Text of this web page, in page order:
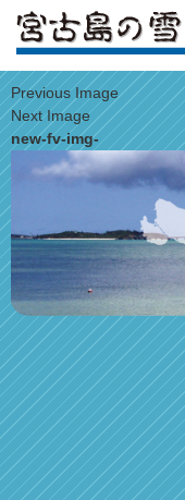
Previous Image
Next Image
new-fv-img-